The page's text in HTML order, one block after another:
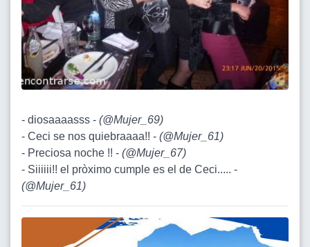
- diosaaaasss - (@Mujer_69)
- Ceci se nos quiebraaaa!! - (@Mujer_61)
- Preciosa noche !! - (@Mujer_67)
- Siiiiii!! el pròximo cumple es el de Ceci..... -
(@Mujer_61)